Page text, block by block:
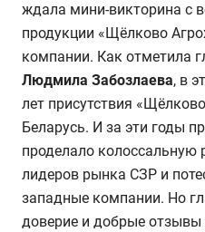
ждала мини-викторина с
продукции «Щёлково
компании. Как отметила
Людмила Забозлаева, в
лет присутствия
Беларусь. И за эти годы
проделало колоссальную
лидеров рынка СЗР и
западные компании. Но
доверие и добрые отзывы